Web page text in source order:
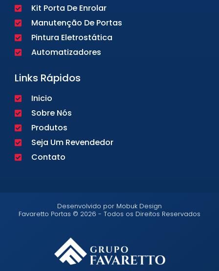
Kit Porta De Enrolar
Manutenção De Portas
Pintura Eletrostática
Automatizadores
Links Rápidos
Inicio
Sobre Nós
Produtos
Seja Um Revendedor
Contato
Desenvolvido por Mobuk Design
Favaretto Portas © 2026 - Todos os Direitos Reservados